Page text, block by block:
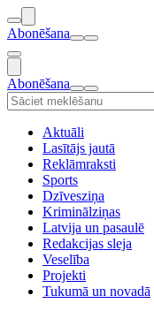
Abonēšana
Abonēšana
Aktuāli
Lasītājs jautā
Reklāmraksti
Sports
Dzīvesziņa
Kriminālziņas
Latvija un pasaulē
Redakcijas sleja
Veselība
Projekti
Tukumā un novadā